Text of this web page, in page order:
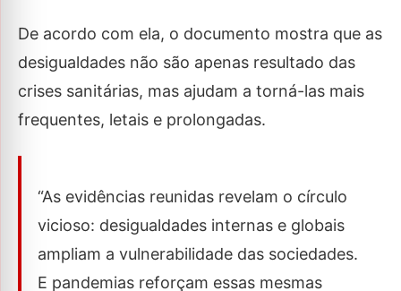
De acordo com ela, o documento mostra que as
desigualdades não são apenas resultado das
crises sanitárias, mas ajudam a torná-las mais
frequentes, letais e prolongadas.
“As evidências reunidas revelam o círculo
vicioso: desigualdades internas e globais
ampliam a vulnerabilidade das sociedades.
E pandemias reforçam essas mesmas